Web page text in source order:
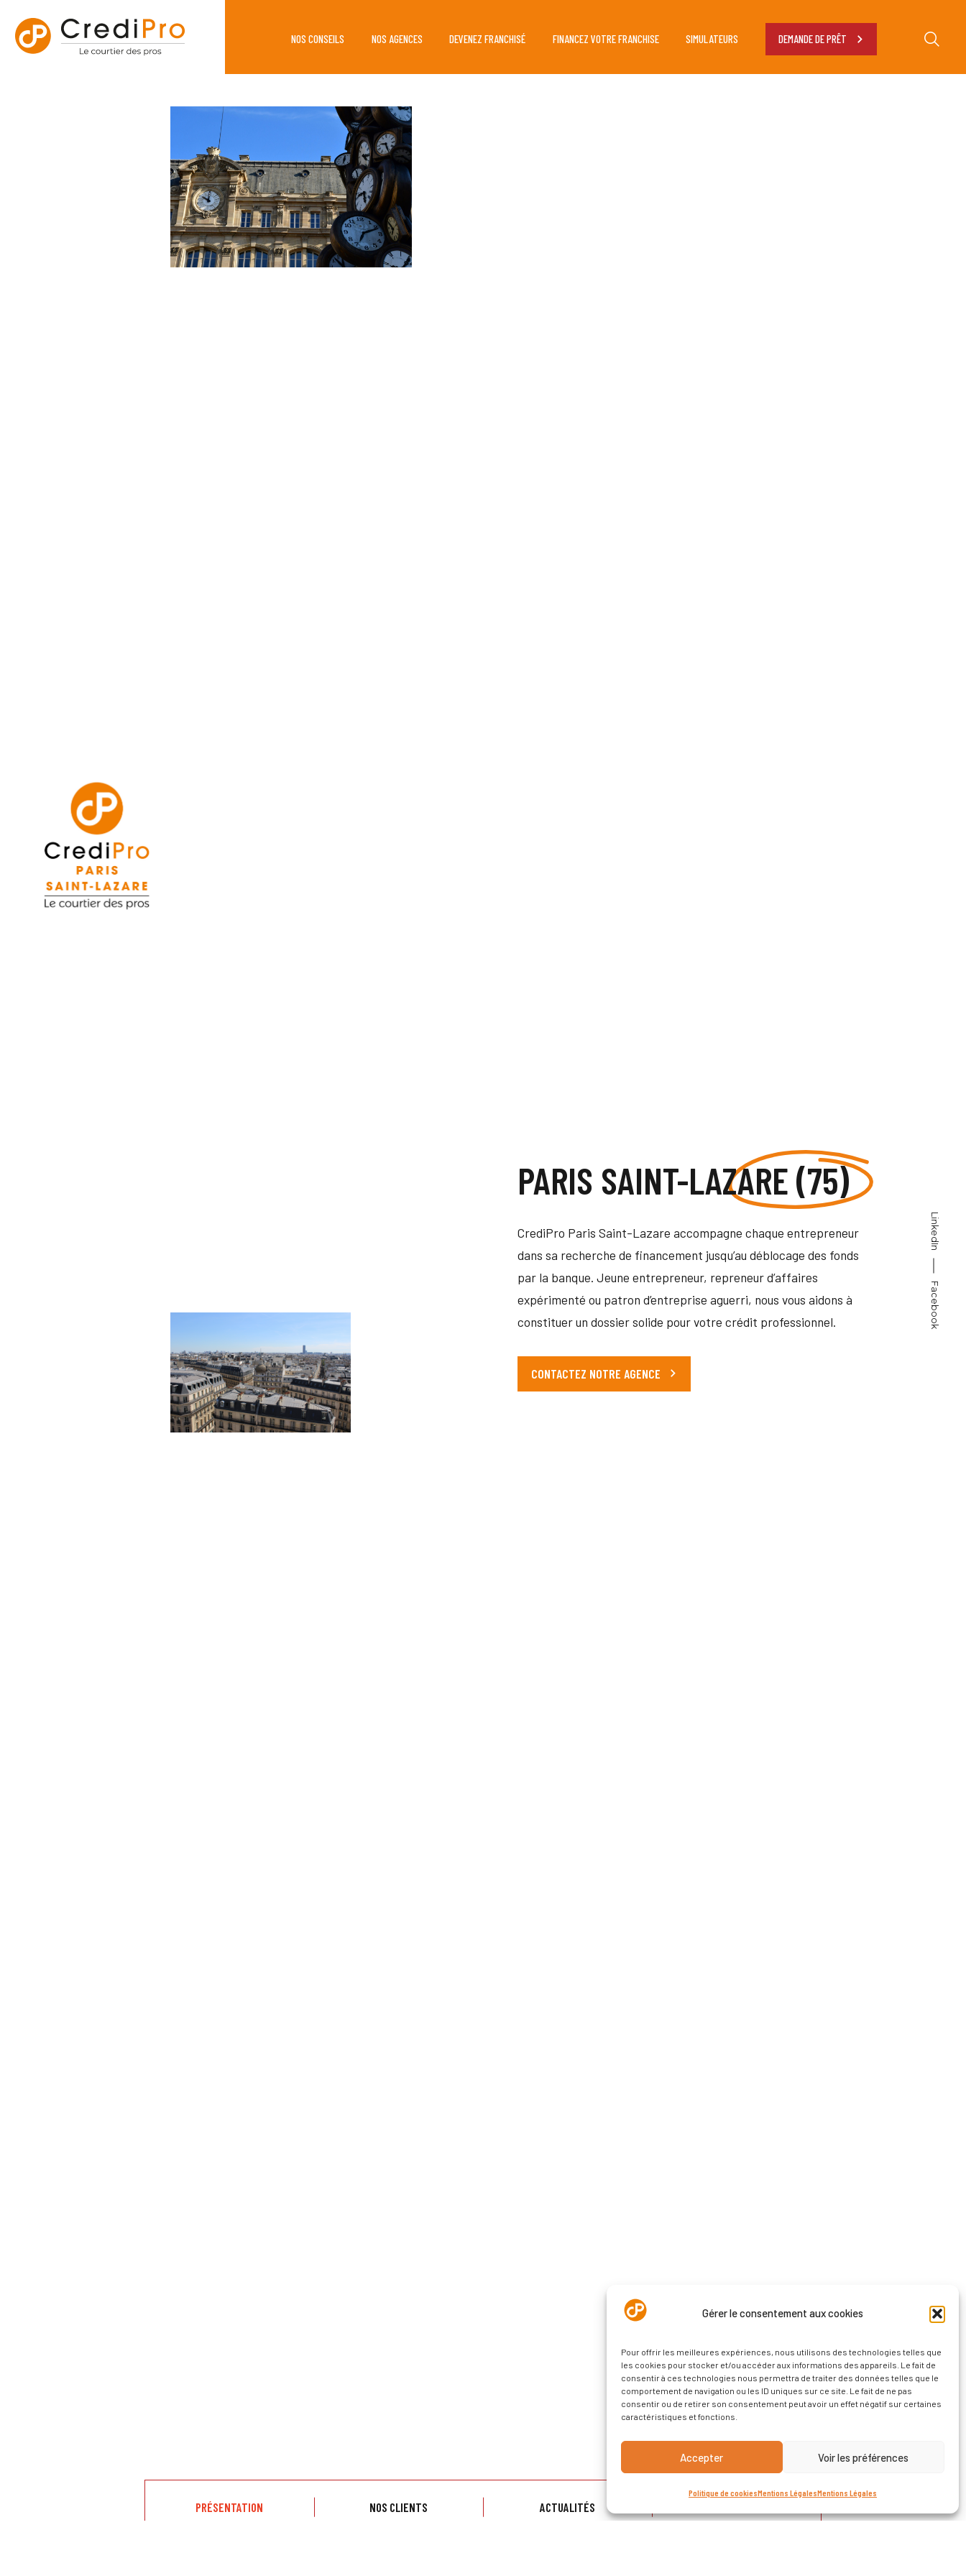
Gérer le consentement aux cookies
Pour offrir les meilleures expériences, nous utilisons des technologies telles que
les cookies pour stocker et/ou accéder aux informations des appareils. Le fait de
consentir à ces technologies nous permettra de traiter des données telles que le
comportement de navigation ou les ID uniques sur ce site. Le fait de ne pas
consentir ou de retirer son consentement peut avoir un effet négatif sur certaines
caractéristiques et fonctions.
Accepter Voir les préférences
Politique de cookiesMentions LégalesMentions Légales
NOS CONSEILS NOS AGENCES DEVENEZ FRANCHISÉ FINANCEZ VOTRE FRANCHISE SIMULATEURS DEMANDE DE PRÊT
PARIS SAINT-LAZARE (75)
CrediPro Paris Saint-Lazare accompagne chaque entrepreneur
dans sa recherche de financement jusqu’au déblocage des fonds
par la banque. Jeune entrepreneur, repreneur d’affaires
expérimenté ou patron d’entreprise aguerri, nous vous aidons à
constituer un dossier solide pour votre crédit professionnel.
CONTACTEZ NOTRE AGENCE
LinkedIn
Facebook
PRÉSENTATION NOS CLIENTS ACTUALITÉS